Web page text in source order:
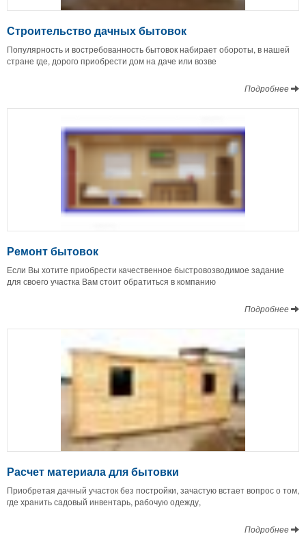
Строительство дачных бытовок
Популярность и востребованность бытовок набирает обороты, в нашей
стране где, дорого приобрести дом на даче или возве
Подробнее
Ремонт бытовок
Если Вы хотите приобрести качественное быстровозводимое задание
для своего участка Вам стоит обратиться в компанию
Подробнее
Расчет материала для бытовки
Приобретая дачный участок без постройки, зачастую встает вопрос о том,
где хранить садовый инвентарь, рабочую одежду,
Подробнее